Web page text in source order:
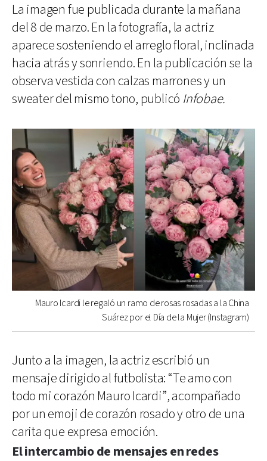
La imagen fue publicada durante la mañana
del 8 de marzo. En la fotografía, la actriz
aparece sosteniendo el arreglo floral, inclinada
hacia atrás y sonriendo. En la publicación se la
observa vestida con calzas marrones y un
sweater del mismo tono, publicó Infobae.
Mauro Icardi le regaló un ramo de rosas rosadas a la China
Suárez por el Día de la Mujer (Instagram)
Junto a la imagen, la actriz escribió un
mensaje dirigido al futbolista: “Te amo con
todo mi corazón Mauro Icardi”, acompañado
por un emoji de corazón rosado y otro de una
carita que expresa emoción.
El intercambio de mensajes en redes